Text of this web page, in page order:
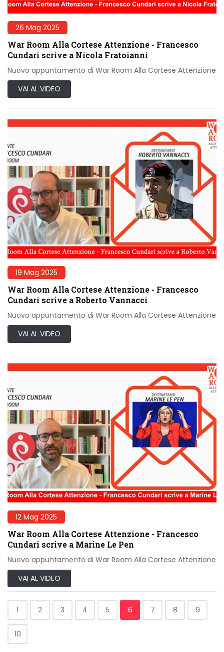
26 Mag 2025
War Room Alla Cortese Attenzione - Francesco
Cundari scrive a Nicola Fratoianni
Nuovo appuntamento di War Room Alla Cortese Attenzione
VAI AL VIDEO
19 Mag 2025
War Room Alla Cortese Attenzione - Francesco
Cundari scrive a Roberto Vannacci
Nuovo appuntamento di War Room Alla Cortese Attenzione
VAI AL VIDEO
12 Mag 2025
War Room Alla Cortese Attenzione - Francesco
Cundari scrive a Marine Le Pen
Nuovo appuntamento di War Room Alla Cortese Attenzione
VAI AL VIDEO
1 2 3 4 5 6 7 8 9
10